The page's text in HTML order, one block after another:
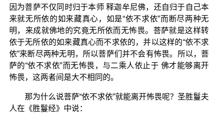
因为菩萨不仅同时归于本师 释迦牟尼佛，还自归于自己本
来就无所依的如来藏真心，如是“依不求依”而断尽两种无
明，来成就佛地的究竟无所依而无怖畏。菩萨就是这样转
依于无所依的如来藏真心而不求依的，并以这样的“依不求
依”来断尽两种无明，所以菩萨们并不会有怖畏。所以，菩
萨的“依不求依”而无怖畏，与二乘人依止于 佛才能够离开
怖畏，这两者间是大不相同的。
那为什么说菩萨“依不求依”就能离开怖畏呢？圣胜鬘夫
人在《胜鬘经》中说：